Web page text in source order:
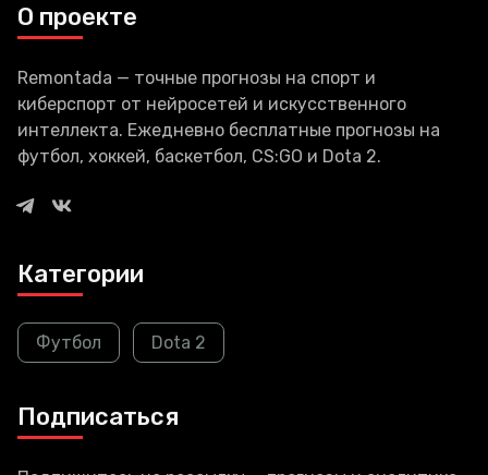
О проекте
Remontada — точные прогнозы на спорт и
киберспорт от нейросетей и искусственного
интеллекта. Ежедневно бесплатные прогнозы на
футбол, хоккей, баскетбол, CS:GO и Dota 2.
Категории
Футбол Dota 2
Подписаться